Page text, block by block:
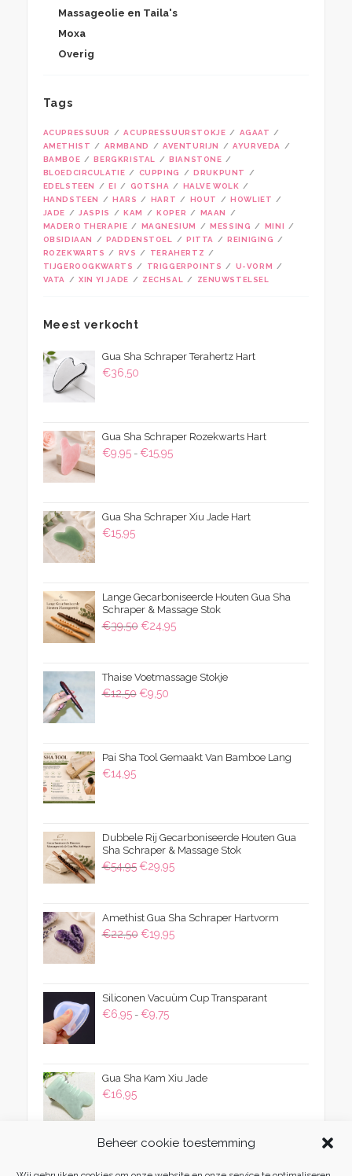
Beheer cookie toestemming
Massageolie en Taila's
Moxa
Overig
Tags
ACUPRESSUUR ACUPRESSUURSTOKJE
AGAAT
AMETHIST
ARMBAND AVENTURIJN
AYURVEDA
BAMBOE
BERGKRISTAL
BIANSTONE
BLOEDCIRCULATIE
CUPPING
DRUKPUNT
EDELSTEEN
EI GOTSHA
HALVE WOLK
HANDSTEEN
HARS HART HOUT
HOWLIET
JADE
JASPIS KAM KOPER
MAAN
MADERO THERAPIE
MAGNESIUM MESSING
MINI
OBSIDIAAN
PADDENSTOEL PITTA
REINIGING
ROZEKWARTS
RVS
TERAHERTZ
TIJGEROOGKWARTS
TRIGGERPOINTS
U-VORM
VATA
XIN YI JADE ZECHSAL ZENUWSTELSEL
Meest verkocht
Gua Sha Schraper Terahertz Hart
€36,50
Gua Sha Schraper Rozekwarts Hart
€9,95 - €15,95Prijsklasse:
Gua Sha Schraper Xiu Jade Hart
€15,95
Lange Gecarboniseerde Houten Gua Sha
Schraper & Massage Stok
€39,50 Oorspronkelijke
€39,50.
€24,95Huidige
€24,95.
Thaise Voetmassage Stokje
€12,50 Oorspronkelijke
€9,50Huidige
Pai Sha Tool Gemaakt Van Bamboe Lang
€14,95
Dubbele Rij Gecarboniseerde Houten Gua
Sha Schraper & Massage Stok
€54,95 Oorspronkelijke
€54,95.
€29,95Huidige
€29,95.
Amethist Gua Sha Schraper Hartvorm
€22,50 Oorspronkelijke
€19,95Huidige
Siliconen Vacuüm Cup Transparant
€6,95 - €9,75Prijsklasse:
Gua Sha Kam Xiu Jade
€16,95